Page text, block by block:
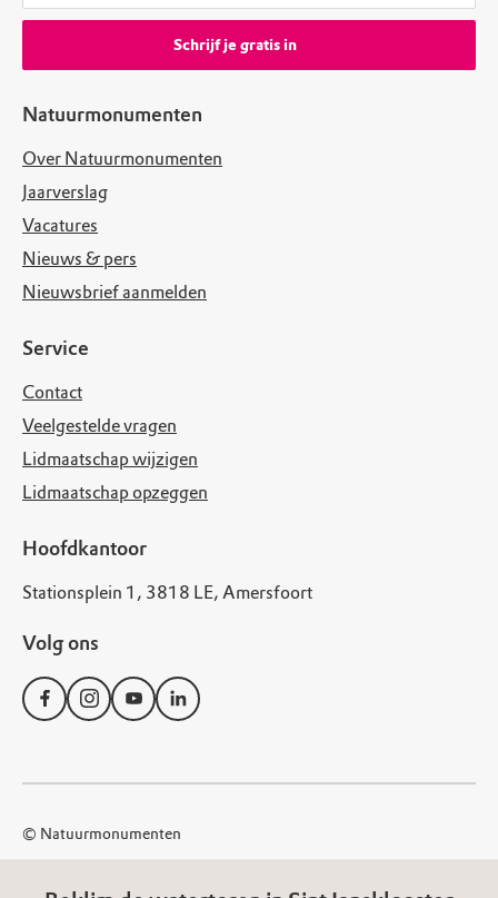
Natuurmonumenten
Over Natuurmonumenten
Jaarverslag
Vacatures
Nieuws & pers
Nieuwsbrief aanmelden
Service
Contact
Veelgestelde vragen
Lidmaatschap wijzigen
Lidmaatschap opzeggen
Hoofdkantoor
Stationsplein 1, 3818 LE, Amersfoort
Volg ons
Schrijf je gratis in
© Natuurmonumenten